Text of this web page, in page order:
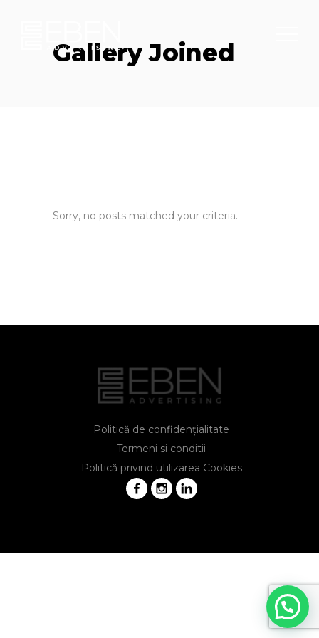
Gallery Joined
Sorry, no posts matched your criteria.
Politică de confidențialitate
Termeni si conditii
Politică privind utilizarea Cookies